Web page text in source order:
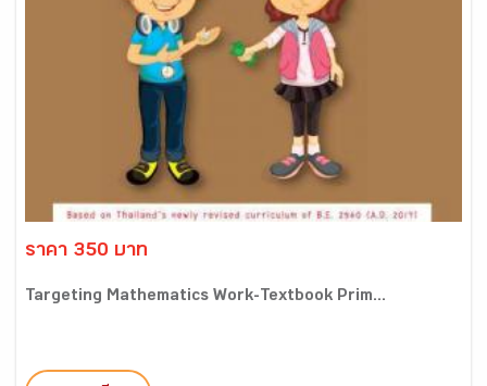
ราคา 350 บาท
Targeting Mathematics Work-Textbook Prim...